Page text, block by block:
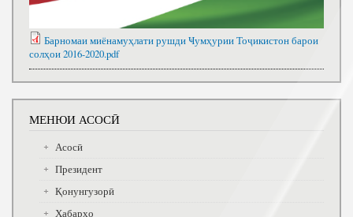
Барномаи миёнамуҳлати рушди Ҹумҳурии Тоҷикистон барои
солҳои 2016-2020.pdf
МЕНЮИ АСОСӢ
Асосӣ
Президент
Қонунгузорӣ
Хабарҳо